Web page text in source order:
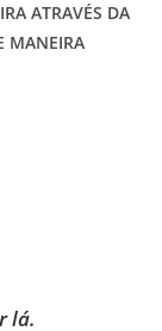
ATRAVÉS DA
MANEIRA
lá.